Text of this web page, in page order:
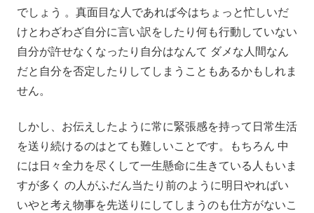
でしょう 。真面目な人であれば今はちょっと忙しいだ
けとわざわざ自分に言い訳をしたり何も行動していない
自分が許せなくなったり自分はなんて ダメな人間なん
だと自分を否定したりしてしまうこともあるかもしれま
せん。
しかし、お伝えしたように常に緊張感を持って日常生活
を送り続けるのはとても難しいことです。もちろん 中
には日々全力を尽くして一生懸命に生きている人もいま
すが多く の人がふだん当たり前のように明日やればい
いやと考え物事を先送りにしてしまうのも仕方がないこ